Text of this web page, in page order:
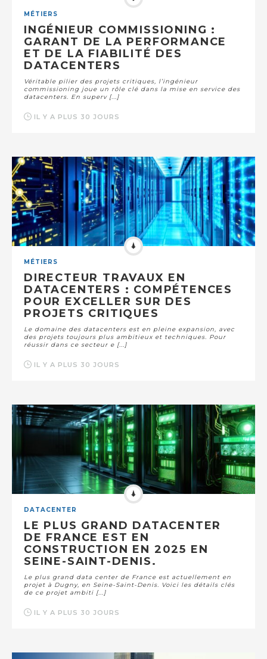
MÉTIERS
INGÉNIEUR COMMISSIONING :
GARANT DE LA PERFORMANCE
ET DE LA FIABILITÉ DES
DATACENTERS
Véritable pilier des projets critiques, l’ingénieur
commissioning joue un rôle clé dans la mise en service des
datacenters. En superv [...]
IL Y A PLUS 30 JOURS
MÉTIERS
DIRECTEUR TRAVAUX EN
DATACENTERS : COMPÉTENCES
POUR EXCELLER SUR DES
PROJETS CRITIQUES
Le domaine des datacenters est en pleine expansion, avec
des projets toujours plus ambitieux et techniques. Pour
réussir dans ce secteur e [...]
IL Y A PLUS 30 JOURS
DATACENTER
LE PLUS GRAND DATACENTER
DE FRANCE EST EN
CONSTRUCTION EN 2025 EN
SEINE-SAINT-DENIS.
Le plus grand data center de France est actuellement en
projet à Dugny, en Seine-Saint-Denis. Voici les détails clés
de ce projet ambiti [...]
IL Y A PLUS 30 JOURS